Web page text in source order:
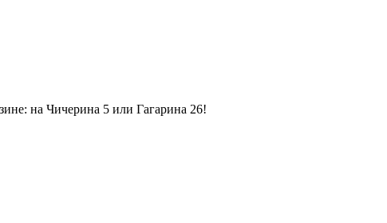
на Чичерина 5 или Гагарина 26!